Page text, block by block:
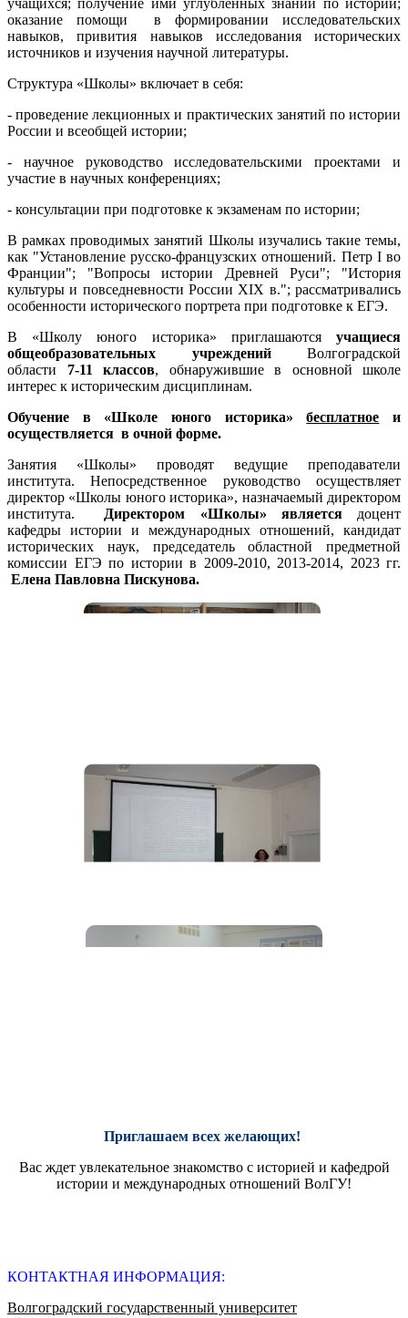
оказание помощи в формировании исследовательских
навыков, привития навыков исследования исторических
источников и изучения научной литературы.
Структура «Школы» включает в себя:
- проведение лекционных и практических занятий по истории
России и всеобщей истории;
- научное руководство исследовательскими проектами и
участие в научных конференциях;
- консультации при подготовке к экзаменам по истории;
В рамках проводимых занятий Школы изучались такие темы,
как "Установление русско-французских отношений. Петр I во
Франции"; "Вопросы истории Древней Руси"; "История
культуры и повседневности России XIX в."; рассматривались
особенности исторического портрета при подготовке к ЕГЭ.
В «Школу юного историка» приглашаются учащиеся
общеобразовательных учрежденийВолгоградской
области 7-11 классов, обнаружившие в основной школе
интерес к историческим дисциплинам.
Обучение в «Школе юного историка»бесплатное и
осуществляется в очной форме.
Занятия «Школы» проводят ведущие преподаватели
института. Непосредственное руководство осуществляет
директор «Школы юного историка», назначаемый директором
института. Директором «Школы» являетсядоцент
кафедры истории и международных отношений, кандидат
исторических наук, председатель областной предметной
комиссии ЕГЭ по истории в 2009-2010, 2013-2014, 2023 гг.
Елена Павловна Пискунова.
Приглашаем всех желающих!
Вас ждет увлекательное знакомство с историей и кафедрой
истории и международных отношений ВолГУ!
КОНТАКТНАЯ ИНФОРМАЦИЯ:
Волгоградский государственный университет